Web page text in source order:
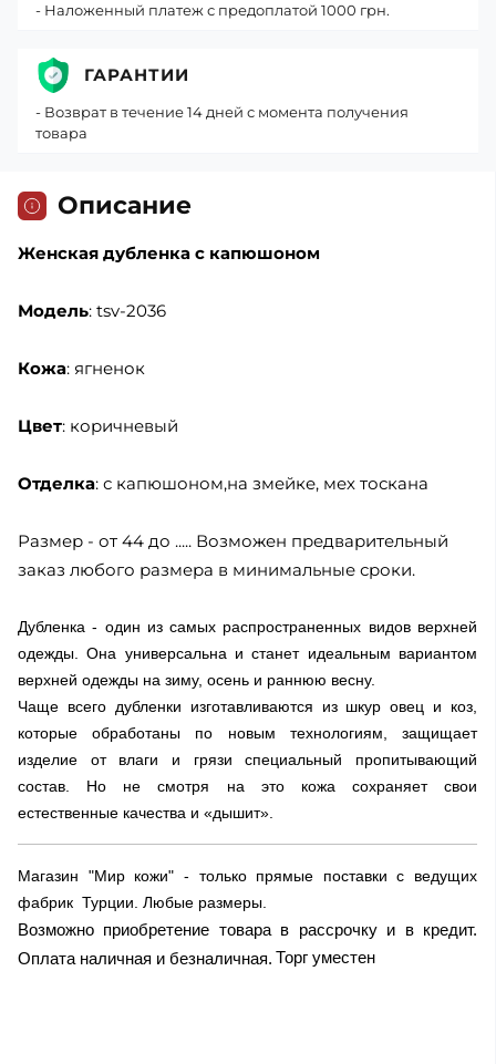
Описание
Женская дубленка с капюшоном
Модель: tsv-2036
Кожа: ягненок
Цвет: коричневый
Отделка: с капюшоном,на змейке, мех тоскана
Размер - от 44 до ..... Возможен предварительный
заказ любого размера в минимальные сроки.
Дубленка - один из самых распространенных видов верхней
одежды. Она универсальна и станет идеальным вариантом
верхней одежды на зиму, осень и раннюю весну.
Чаще всего дубленки изготавливаются из шкур овец и коз,
которые обработаны по новым технологиям, защищает
изделие от влаги и грязи специальный пропитывающий
состав. Но не смотря на это кожа сохраняет свои
естественные качества и «дышит».
Магазин "Мир кожи" - только прямые поставки с ведущих
фабрик Турции. Любые размеры.
Возможно приобретение товара в рассрочку и в кредит.
Оплата наличная и безналичная. Торг уместен
- Наложенный платеж с предоплатой 1000 грн.
ГАРАНТИИ
- Возврат в течение 14 дней с момента получения
товара